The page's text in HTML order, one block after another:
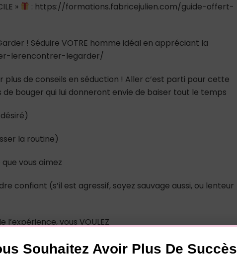
»
: https://formations.fabricejulien.com/guide-offert-
! Séduire VOTRE homme idéal en appréciant la
lerencontrer-legarder/
plus de conseils en séduction ! Aller c’est parti pour cette
bouger qui lui donneront envie de baiser tout le temps
la routine)
vous aimez
confiant (s’il est agressif, soyez sauvage aussi, ou lenteur
vous VOULEZ
Souhaitez Avoir Plus De Succès